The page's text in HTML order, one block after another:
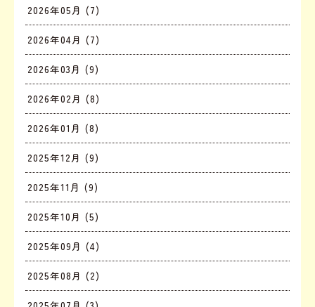
2026年05月 (7)
2026年04月 (7)
2026年03月 (9)
2026年02月 (8)
2026年01月 (8)
2025年12月 (9)
2025年11月 (9)
2025年10月 (5)
2025年09月 (4)
2025年08月 (2)